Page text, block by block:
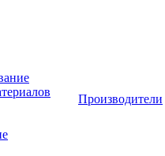
Производители